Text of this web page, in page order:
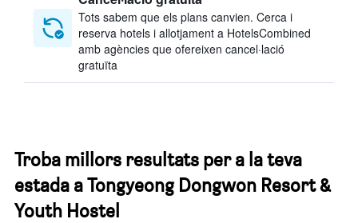
Tots sabem que els plans canvien. Cerca i
reserva hotels i allotjament a HotelsCombined
amb agències que ofereixen cancel·lació
gratuïta
Troba millors resultats per a la teva
estada a Tongyeong Dongwon Resort &
Youth Hostel